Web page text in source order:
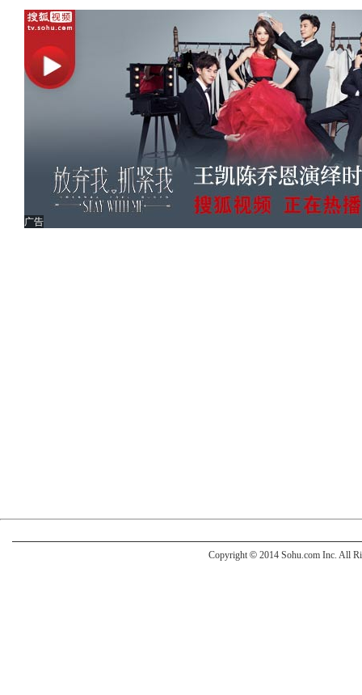
广告
Copyright © 2014 Sohu.com Inc. All